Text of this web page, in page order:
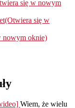
się w nowym
się w
nowym oknie)
Wiem, że wielu